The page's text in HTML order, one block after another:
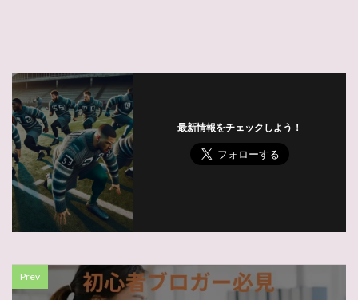
最新情報をチェックしよう！
Prev